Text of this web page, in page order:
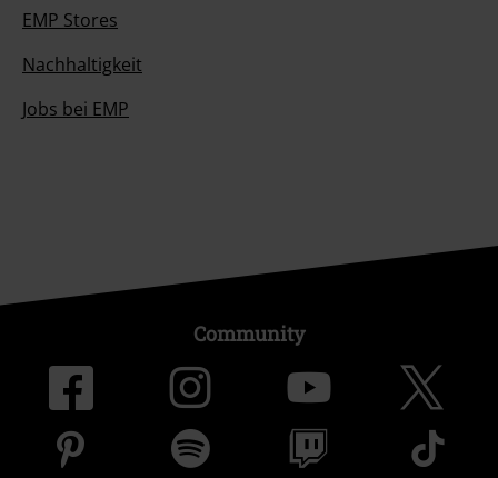
EMP Stores
Nachhaltigkeit
Jobs bei EMP
Community